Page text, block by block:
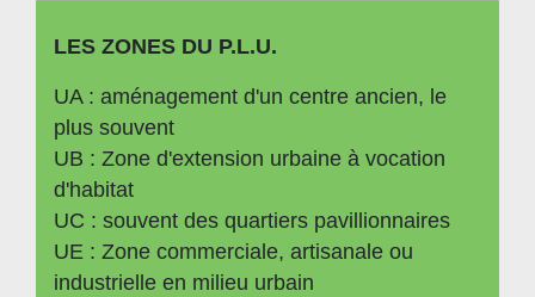
LES ZONES DU P.L.U.
UA : aménagement d'un centre ancien, le
plus souvent
UB : Zone d'extension urbaine à vocation
d'habitat
UC : souvent des quartiers pavillionnaires
UE : Zone commerciale, artisanale ou
industrielle en milieu urbain